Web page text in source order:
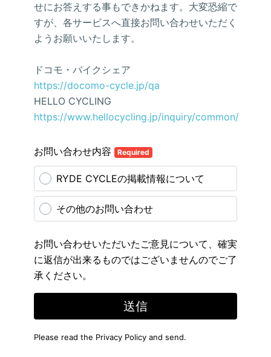
せにお答えする事もできかねます。大変恐縮で
すが、各サービスへ直接お問い合わせいただく
ようお願いいたします。
ドコモ・バイクシェア
https://docomo-cycle.jp/qa
HELLO CYCLING
https://www.hellocycling.jp/inquiry/common/
お問い合わせ内容 Required
RYDE CYCLEの掲載情報について
その他のお問い合わせ
お問い合わせいただいたご意見について、確実
に返信が出来るものではございませんのでご了
承ください。
送信
Please read the Privacy Policy and send.